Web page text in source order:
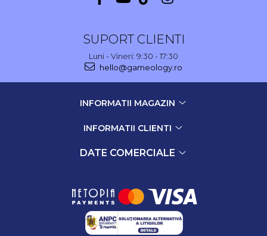
SUPORT CLIENTI
Luni - Vineri: 9:30 - 17:30
hello@gameology.ro
INFORMATII MAGAZIN
INFORMATII CLIENTI
DATE COMERCIALE